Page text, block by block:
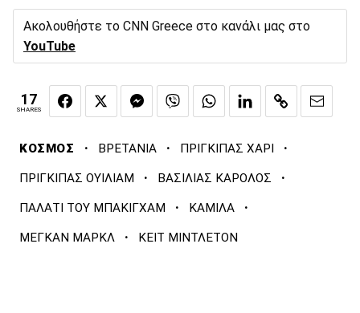
Ακολουθήστε το CNN Greece στο κανάλι μας στο
YouTube
17
SHARES
ΚΟΣΜΟΣ · ΒΡΕΤΑΝΙΑ · ΠΡΙΓΚΙΠΑΣ ΧΑΡΙ ·
ΠΡΙΓΚΙΠΑΣ ΟΥΙΛΙΑΜ · ΒΑΣΙΛΙΑΣ ΚΑΡΟΛΟΣ ·
ΠΑΛΑΤΙ ΤΟΥ ΜΠΑΚΙΓΧΑΜ · ΚΑΜΙΛΑ ·
ΜΕΓΚΑΝ ΜΑΡΚΛ · ΚΕΙΤ ΜΙΝΤΛΕΤΟΝ